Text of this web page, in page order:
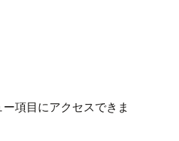
項目にアクセスできま